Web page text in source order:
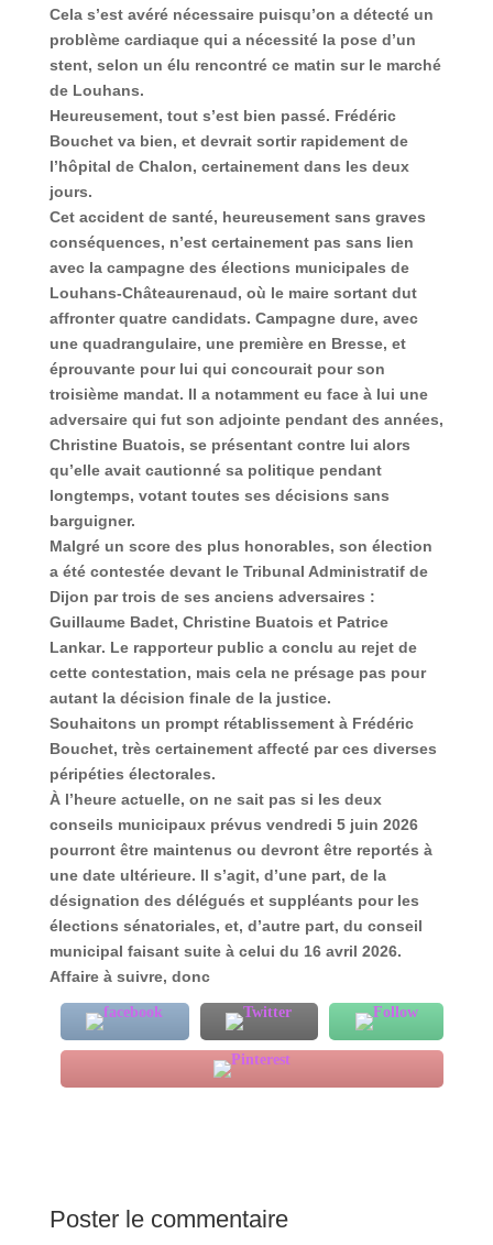
Cela s’est avéré nécessaire puisqu’on a détecté un
problème cardiaquequi a nécessité la pose d’un
stent, selon un élu rencontré ce matin sur le marché
de Louhans.
Heureusement, tout s’est bien passé. Frédéric
Bouchet va bien, et devrait sortir rapidement de
l’hôpital de Chalon, certainement dans les deux
jours.
Cet accident de santé, heureusement sans graves
conséquences, n’est certainement pas sans lien
avec la campagne des élections municipales de
Louhans-Châteaurenaud, où le maire sortant dut
affronter quatre candidats. Campagne dure, avec
une quadrangulaire, une première en Bresse, et
éprouvante pour lui qui concourait pour son
troisième mandat. Il a notamment eu face à lui une
adversaire qui fut son adjointe pendant des années,
Christine Buatois, se présentant contre lui alors
qu’elle avait cautionné sa politique pendant
longtemps, votant toutes ses décisions sans
barguigner.
Malgré un score des plus honorables, son élection
a été contestée devant le Tribunal Administratif de
Dijon par trois de ses anciens adversaires :
Guillaume Badet, Christine Buatois et Patrice
Lankar. Le rapporteur public a conclu au rejet de
cette contestation, mais cela ne présage pas pour
autant la décision finale de la justice.
Souhaitons un prompt rétablissement à Frédéric
Bouchet, très certainement affecté par ces diverses
péripéties électorales.
À l’heure actuelle, on ne sait pas si les deux
conseils municipaux prévus vendredi 5 juin 2026
pourront être maintenus ou devront être reportés à
une date ultérieure. Il s’agit, d’une part, de la
désignation des délégués et suppléants pour les
élections sénatoriales, et, d’autre part, du conseil
municipal faisant suite à celui du 16 avril 2026.
Affaire à suivre, donc
Poster le commentaire